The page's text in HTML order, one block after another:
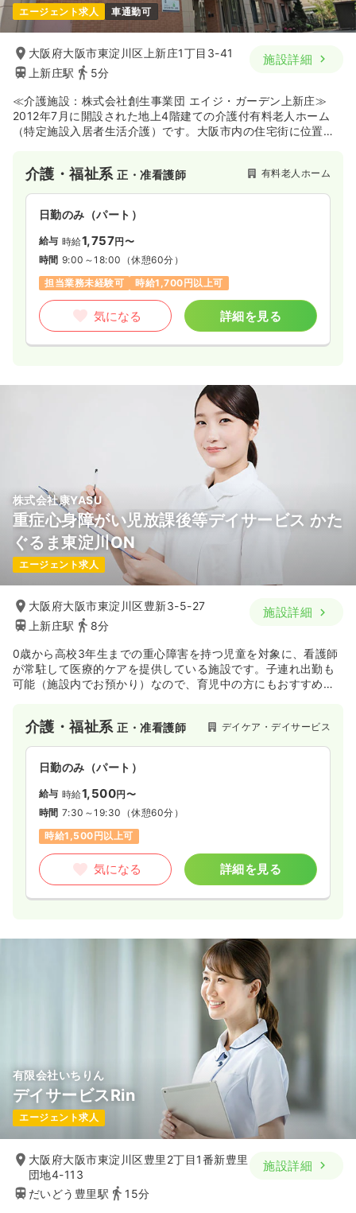
エージェント求人 車通勤可
大阪府大阪市東淀川区上新庄1丁目3-41
上新庄駅
5分
施設詳細
≪介護施設：株式会社創生事業団 エイジ・ガーデン上新庄≫
2012年7月に開設された地上4階建ての介護付有料老人ホーム
（特定施設入居者生活介護）です。大阪市内の住宅街に位置
常生活全般（介護サービスや食事の提供、余暇活動）のサービ
スを提供し、ご入居者様に快適にお過ごしいただいています。
また、介護保険制度に基づいて介護職員や看護職員などの専門
職が配置されており、専門的な知識を有する職員から包括的な
サービスを受けることができる体制が整っている施設です。
介護・福祉系正・准看護師 有料老人ホーム
日勤のみ（パート）
給与 時給1,757円〜
時間 9:00～18:00 （休憩60分）
担当業務未経験可
時給1,700円以上可
気になる 詳細を見る
株式会社康YASU
重症心身障がい児放課後等デイサービス かた
ぐるま東淀川ON
エージェント求人
大阪府大阪市東淀川区豊新3-5-27
上新庄駅
8分
施設詳細
0歳から高校3年生までの重心障害を持つ児童を対象に、看護師
が常駐して医療的ケアを提供している施設です。子連れ出勤も
可能（施設内でお預かり）なので、育児中の方にもおすすめで
補助や排泄介助など）がメイン業務となります。
介護・福祉系正・准看護師 デイケア・デイサービス
日勤のみ（パート）
給与 時給1,500円〜
時間 7:30～19:30 （休憩60分）
時給1,500円以上可
気になる 詳細を見る
有限会社いちりん
デイサービスRin
エージェント求人
大阪府大阪市東淀川区豊里2丁目1番新豊里
団地4-113
だいどう豊里駅
15分
施設詳細